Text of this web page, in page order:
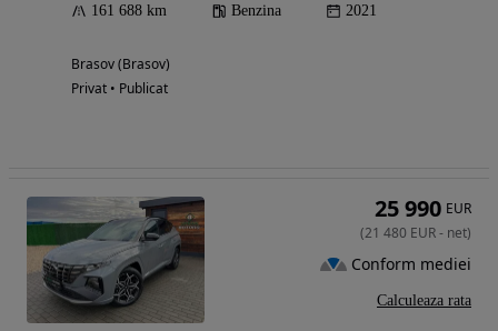
161 688 km Benzina 2021
Brasov (Brasov)
Privat • Publicat
25 990 EUR
(21 480 EUR- net)
Conform mediei
Calculeaza rata